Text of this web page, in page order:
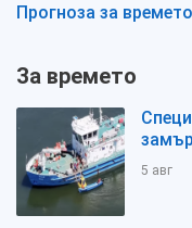
Прогноза за
За времето
5 авг